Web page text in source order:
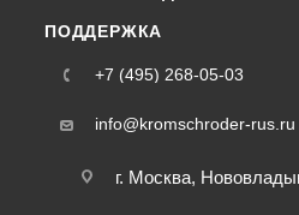
ПОДДЕРЖКА
+7 (495) 268-05-03
info@kromschroder-rus.ru
г. Москва,